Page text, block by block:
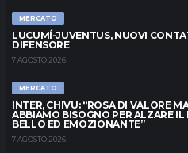
MERCATO
LUCUMÍ-JUVENTUS, NUOVI
DIFENSORE
7 AGOSTO 2026
MERCATO
INTER, CHIVU: “ROSA DI VALORE
ABBIAMO BISOGNO PER ALZARE IL
BELLO ED EMOZIONANTE”
7 AGOSTO 2026